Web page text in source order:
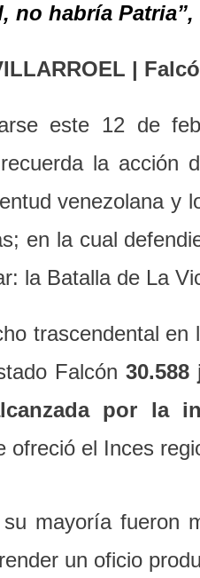
no habría Patria
|
este 12 de
la acción
venezolana y
en la cual
la Batalla de La
trascendental
Falcón
por la
ofreció el Inces
mayoría fueron
un oficio